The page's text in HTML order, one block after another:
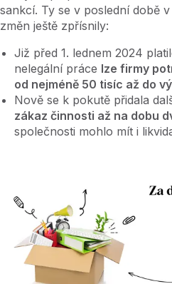
sankcí. Ty se v poslední době
změn ještě zpřísnily:
Již před 1. lednem 2024
nelegální práce lze firmy
od nejméně 50 tisíc až do
Nově se k pokutě přidala
zákaz činnosti až na dobu
společnosti mohlo mít i